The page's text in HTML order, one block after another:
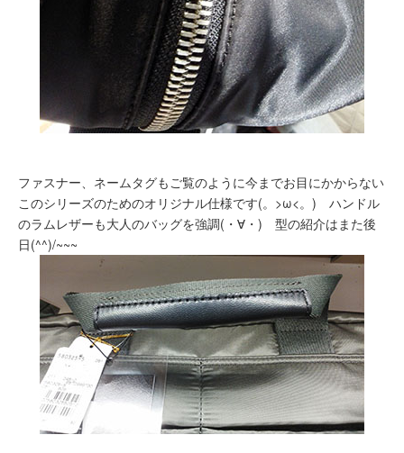
ファスナー、ネームタグもご覧のように今までお目にかからない
このシリーズのためのオリジナル仕様です(。>ω<。) ハンドル
のラムレザーも大人のバッグを強調(・∀・) 型の紹介はまた後
日(^^)/~~~